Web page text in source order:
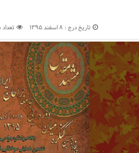
تاریخ درج : ۸ اسفند ۱۳۹۵ تعداد